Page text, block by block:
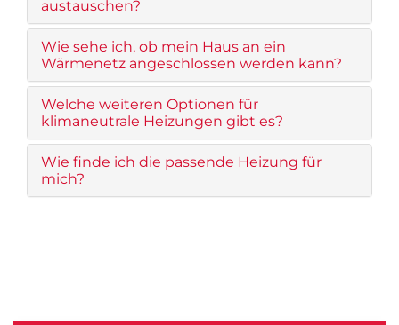
austauschen?
Wie sehe ich, ob mein Haus an ein
Wärmenetz angeschlossen werden kann?
Welche weiteren Optionen für
klimaneutrale Heizungen gibt es?
Wie finde ich die passende Heizung für
mich?